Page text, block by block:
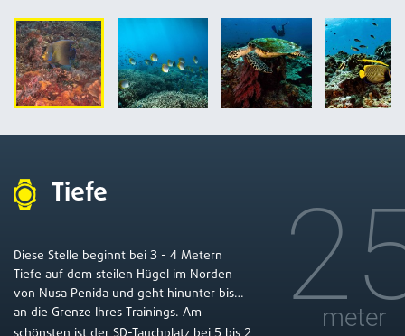
Tiefe
Diese Stelle beginnt bei 3 - 4 Metern
Tiefe auf dem steilen Hügel im Norden
von Nusa Penida und geht hinunter bis…
an die Grenze Ihres Trainings. Am
5 2 meter